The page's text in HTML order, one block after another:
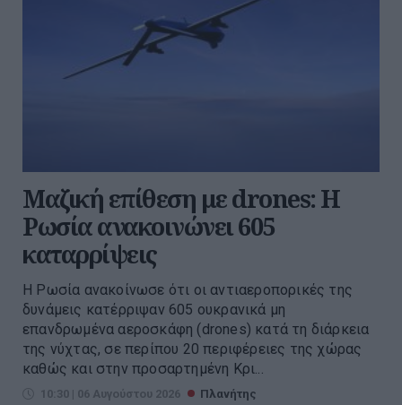
Μαζική επίθεση με drones: Η
Ρωσία ανακοινώνει 605
καταρρίψεις
Η Ρωσία ανακοίνωσε ότι οι αντιαεροπορικές της
δυνάμεις κατέρριψαν 605 ουκρανικά μη
επανδρωμένα αεροσκάφη (drones) κατά τη διάρκεια
της νύχτας, σε περίπου 20 περιφέρειες της χώρας
καθώς και στην προσαρτημένη Κρι...
10:30 | 06 Αυγούστου 2026 Πλανήτης